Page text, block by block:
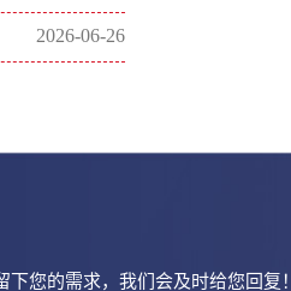
2026-06-26
您的需求，我们会及时给您回复！